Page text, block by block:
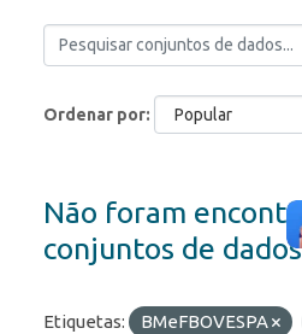
Ordenar por
Não foram
conjuntos de dados
Etiquetas: BMeFBOVESPA